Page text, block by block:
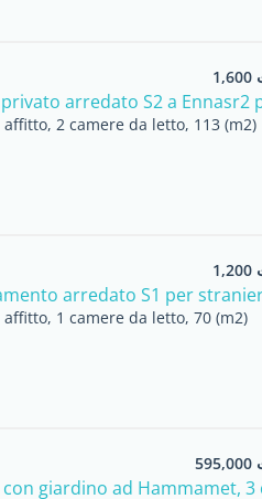
arredato S2 a Ennasr2
2 camere da letto, 113 (m2)
arredato S1 per
1 camere da letto, 70 (m2)
giardino ad Hammamet, 3